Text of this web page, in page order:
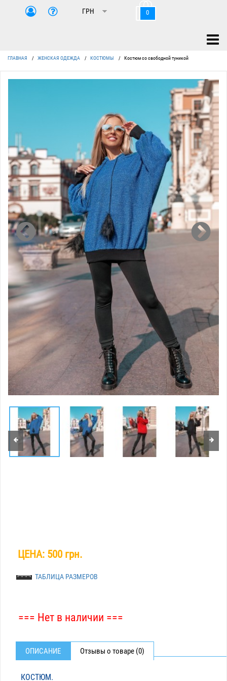
0
ГЛАВНАЯ / ЖЕНСКАЯ ОДЕЖДА / КОСТЮМЫ / Костюм со свободной туникой
ЦЕНА: 500 грн.
ТАБЛИЦА РАЗМЕРОВ
=== Нет в наличии ===
ОПИСАНИЕ Отзывы о товаре (0)
КОСТЮМ.